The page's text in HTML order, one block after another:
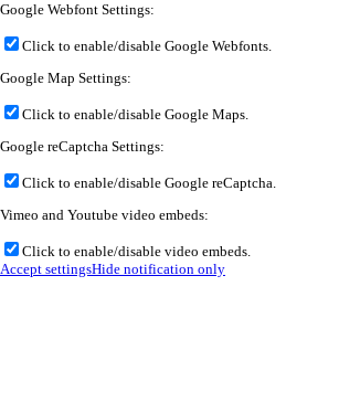
Google Webfont Settings:
Click to enable/disable Google Webfonts.
Google Map Settings:
Click to enable/disable Google Maps.
Google reCaptcha Settings:
Click to enable/disable Google reCaptcha.
Vimeo and Youtube video embeds:
Click to enable/disable video embeds.
Accept settingsHide notification only